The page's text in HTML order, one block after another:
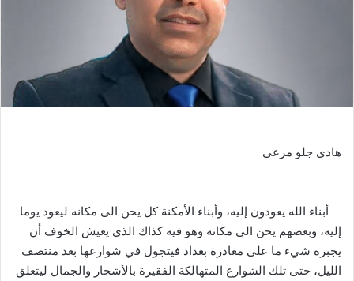
هادي جلو مرعي
أبناء الله يعودون إليه، وأبناء الأمكنة كل يحن الى مكانه ليعود يوما
إليه، وبعضهم يحن الى مكانه وهو فيه كذاك الذي يعيش الخوف أن
يجبره شيء ما على مغادرة بغداد فيتجول في شوارعها بعد منتصف
الليل، حتى تلك الشوارع المتهالكة الفقيرة بالأشجار والجمال ليتعلق